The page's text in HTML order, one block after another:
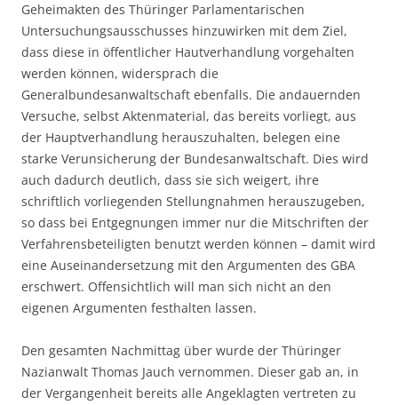
Geheimakten des Thüringer Parlamentarischen
Untersuchungsausschusses hinzuwirken mit dem Ziel,
dass diese in öffentlicher Hautverhandlung vorgehalten
werden können, widersprach die
Generalbundesanwaltschaft ebenfalls. Die andauernden
Versuche, selbst Aktenmaterial, das bereits vorliegt, aus
der Hauptverhandlung herauszuhalten, belegen eine
starke Verunsicherung der Bundesanwaltschaft. Dies wird
auch dadurch deutlich, dass sie sich weigert, ihre
schriftlich vorliegenden Stellungnahmen herauszugeben,
so dass bei Entgegnungen immer nur die Mitschriften der
Verfahrensbeteiligten benutzt werden können – damit wird
eine Auseinandersetzung mit den Argumenten des GBA
erschwert. Offensichtlich will man sich nicht an den
eigenen Argumenten festhalten lassen.
Den gesamten Nachmittag über wurde der Thüringer
Nazianwalt Thomas Jauch vernommen. Dieser gab an, in
der Vergangenheit bereits alle Angeklagten vertreten zu